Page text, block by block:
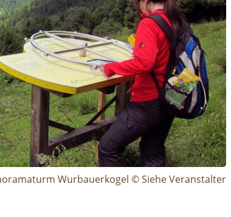
Wurbauerkogel © Siehe Veranstalter